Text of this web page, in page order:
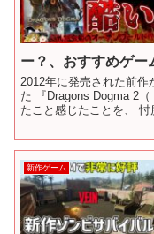
ー？、おすすめゲー
2012年に発売された前
た 『Dragons Dogma 2
たこと感じたことを、
新作ゲーム